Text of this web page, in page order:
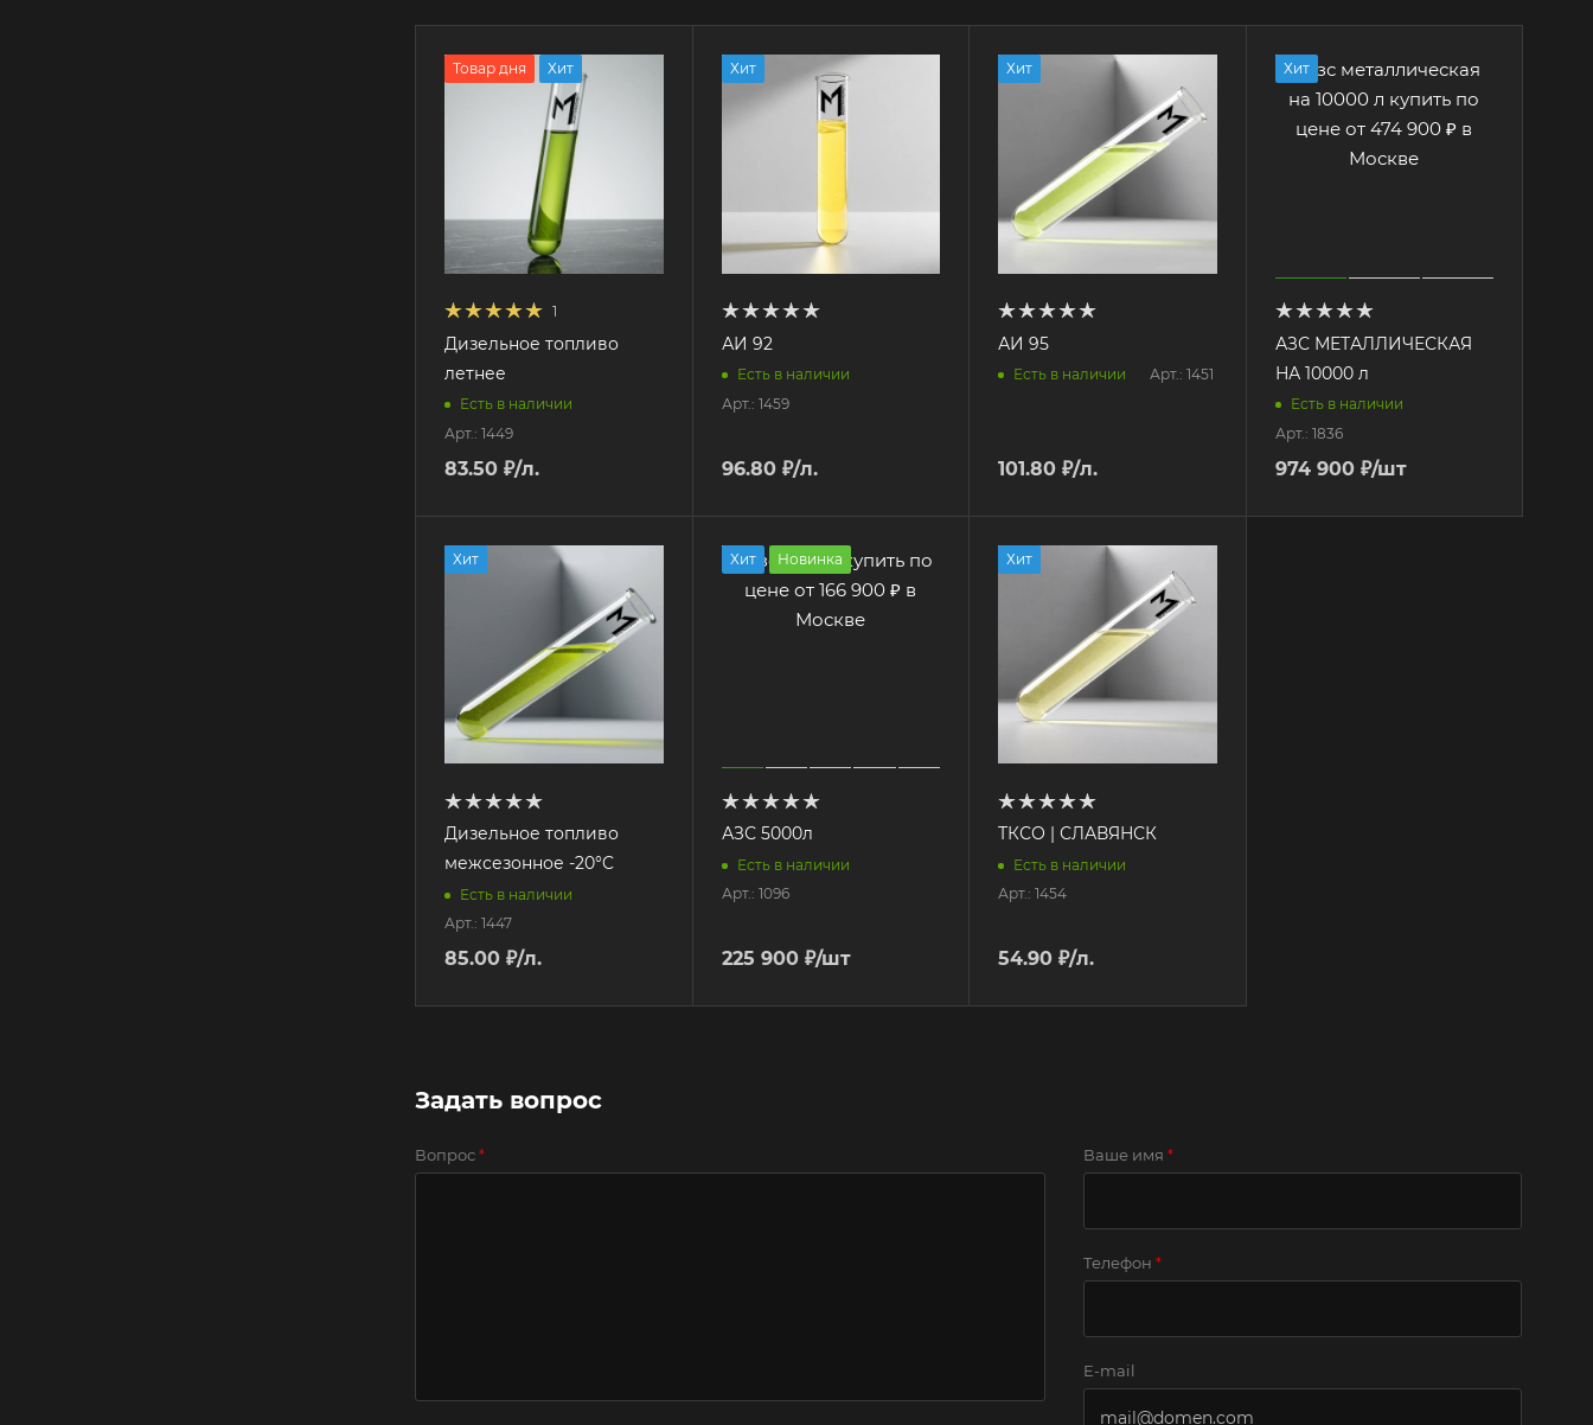
Товар дня Хит
1
Дизельное топливо
летнее
Есть в наличии
Арт.: 1449
83.50 ₽/л.
Хит
АИ 92
Есть в наличии
Арт.: 1459
96.80₽/л.
Хит
АИ 95
Есть в наличии Арт.: 1451
101.80 ₽/л.
Хит
АЗС МЕТАЛЛИЧЕСКАЯ
НА 10000 л
Есть в наличии
Арт.: 1836
974 900₽/шт
Хит
Дизельное топливо
межсезонное -20°C
Есть в наличии
Арт.: 1447
85.00 ₽/л.
Хит Новинка
АЗС 5000л
Есть в наличии
Арт.: 1096
225 900₽/шт
Хит
ТКСО | СЛАВЯНСК
Есть в наличии
Арт.: 1454
54.90 ₽/л.
Задать вопрос
Вопрос * Ваше имя *
Телефон *
E-mail